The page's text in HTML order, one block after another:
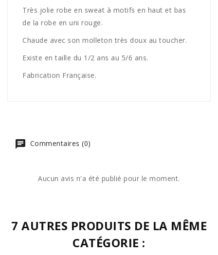
Très jolie robe en sweat à motifs en haut et bas
de la robe en uni rouge.
Chaude avec son molleton très doux au toucher.
Existe en taille du 1/2 ans au 5/6 ans.
Fabrication Française.
Commentaires (0)
Aucun avis n'a été publié pour le moment.
7 AUTRES PRODUITS DE LA MÊME
CATÉGORIE :